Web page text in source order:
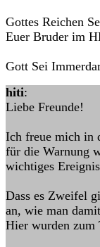
Gottes Reichen
Euer Bruder im
Gott Sei
hiti:
Liebe Freunde!
Ich freue mich in
für die Warnung
wichtiges
Dass es Zweifel
an, wie man
Hier wurden zum